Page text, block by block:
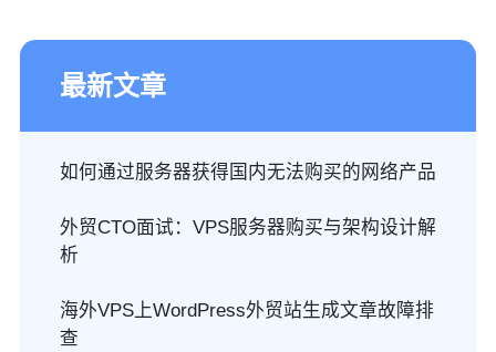
最新文章
如何通过服务器获得国内无法购买的网络产品
外贸CTO面试：VPS服务器购买与架构设计解
析
海外VPS上WordPress外贸站生成文章故障排
查